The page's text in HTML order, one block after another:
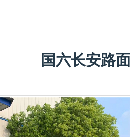
国六长安路